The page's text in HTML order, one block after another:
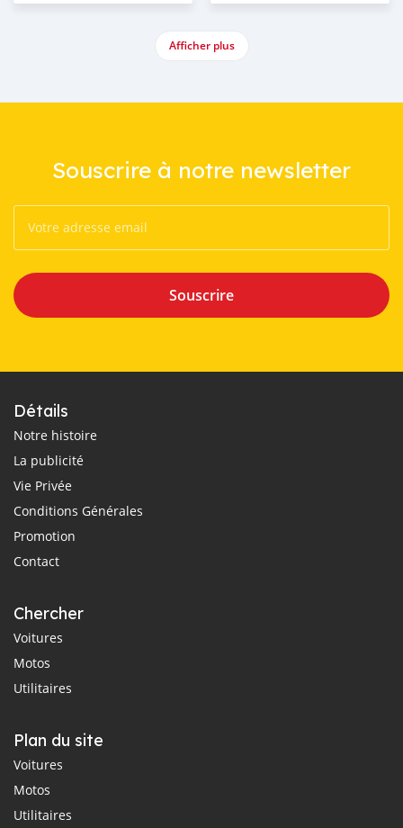
Afficher plus
Souscrire à notre newsletter
Souscrire
Détails
Notre histoire
La publicité
Vie Privée
Conditions Générales
Promotion
Contact
Chercher
Voitures
Motos
Utilitaires
Plan du site
Voitures
Motos
Utilitaires